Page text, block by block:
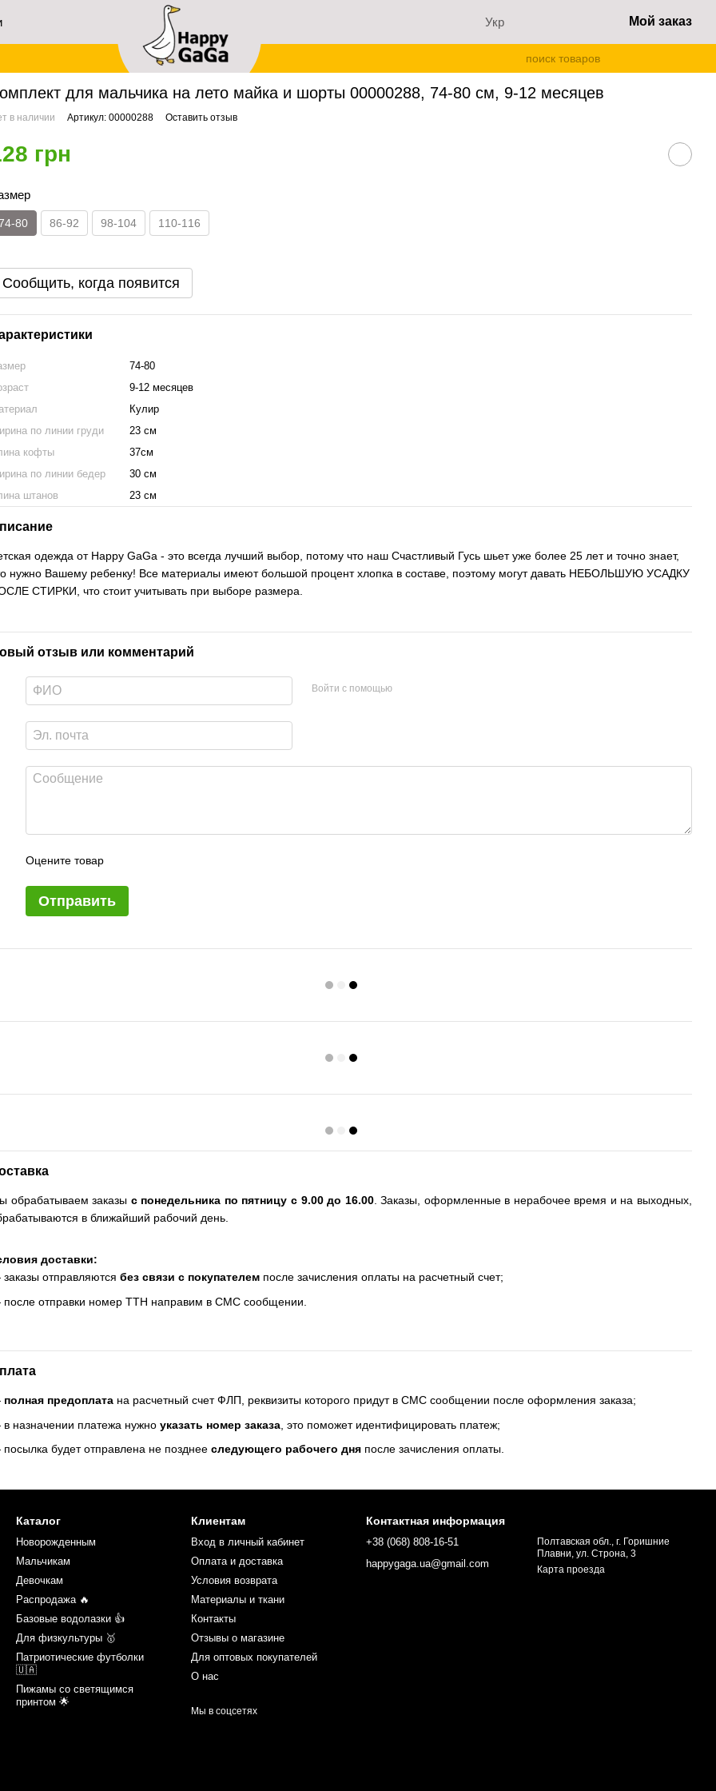
Укр Мой заказ
Комплект для мальчика на лето майка и шорты 00000288, 74-80 см, 9-12 месяцев
для мальчика на лето майка и шорты 00000288, 74-80 см, 9-12 месяцев
в наличии Артикул: 00000288 Оставить отзыв
грн
80 86-92 98-104 110-116
Сообщить, когда появится
74-80
9-12 месяцев
Кулир
по линии груди
23 см
кофты
37см
по линии бедер
30 см
штанов
23 см
одежда от Happy GaGa - это всегда лучший выбор, потому что наш Счастливый Гусь шьет уже более 25 лет и точно знает,
нужно Вашему ребенку! Все материалы имеют большой процент хлопка в составе, поэтому могут давать НЕБОЛЬШУЮ УСАДКУ
СТИРКИ, что стоит учитывать при выборе размера.
отзыв или комментарий
Войти с помощью
Оцените товар
Отправить
обрабатываем заказы с понедельника по пятницу с 9.00 до 16.00. Заказы, оформленные в нерабочее время и на выходных,
в ближайший рабочий день.
доставки:
отправляютсябез связи с покупателем после зачисления оплаты на расчетный счет;
отправки номер ТТН направим в СМС сообщении.
полная предоплата на расчетный счет ФЛП, реквизиты которого придут в СМС сообщении после оформления заказа;
назначении платежа нужноуказать номер заказа , это поможет идентифицировать платеж;
будет отправлена не позднееследующего рабочего дня после зачисления оплаты.
Каталог
Новорожденным
Мальчикам
Девочкам
Распродажа 🔥
Базовые водолазки 👍
Для физкультуры 🥇
Патриотические футболки
🇺🇦
Пижамы со светящимся
принтом 🌟
Клиентам
Вход в личный кабинет
Оплата и доставка
Условия возврата
Материалы и ткани
Контакты
Отзывы о магазине
Для оптовых покупателей
О нас
Мы в соцсетях
Контактная информация
+38 (068) 808-16-51
happygaga.ua@gmail.com
Полтавская обл., г. Горишние
Плавни, ул. Строна, 3
Карта проезда